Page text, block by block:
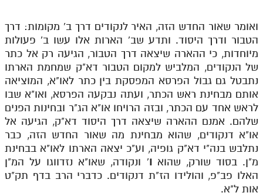
תלמוד עשר הספירות חלק טו
תלמוד עשר הספירות חלק טז
בית שער הכוונות
אודות האתר
אודות האתר
בעל הסולם
אתר הבית
לאתר ספר הרב
ואומר שאור החדש הזה, האיר לנקודים דרך ב' מקומות: דרך
הטבור ודרך היסוד. ותדע שב' הארות אלו עשו ב' פעולות
מיוחדות, כי ההארה שיצאה דרך הטבור, הגיעה רק אל כתר
של הנקודים, המלביש למקום הטבור דא"ק שמחמת הארתו
נתבטל גם גבול הפרסא המפסקת בין כתר לאו"א, המוציאה
אותם מבחינת ראש הכתר, ועתה נבקעה הפרסא, ואו"א שבו
לראש אחד עם הכתר, ובזה הרויחו או"א הג"ר ובחינות הפנים
שלהם. אמנם ההארה שיצאה דרך היסוד דא"ק, הגיעה אל
או"א דנקודים, שהוא מבחינת מה שאור החדש הזה, כבר
נתלבש בנה"י דא"ק גופיה, וע"כ יצאה הארתו לאו"א בבחינת
מ"ן. בסוד שורק, שהואו' ונקודה, שאו"א נזדווגו על המ"ן
האלו פב"פ, והולידו הז"ת דנקודים. כדברי הרב בדף תק"ט
אות ל"א.